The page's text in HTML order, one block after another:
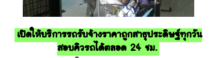
เปิดให้บริการรถรับจ้างราคาถูกสาธุประดิษฐ์ทุกวัน
สอบคิวรถได้ตลอด 24 ชม.